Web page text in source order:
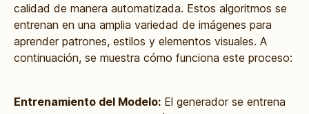
calidad de manera automatizada. Estos algoritmos se
entrenan en una amplia variedad de imágenes para
aprender patrones, estilos y elementos visuales. A
continuación, se muestra cómo funciona este proceso:
Entrenamiento del Modelo: El generador se entrena